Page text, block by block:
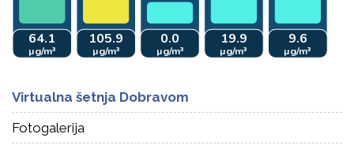
Virtualna šetnja Dobravom
Fotogalerija